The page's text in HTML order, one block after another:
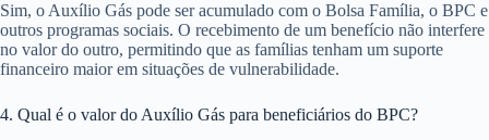
Sim, o Auxílio Gás pode ser acumulado com o Bolsa Família, o BPC e
outros programas sociais. O recebimento de um benefício não interfere
no valor do outro, permitindo que as famílias tenham um suporte
financeiro maior em situações de vulnerabilidade.
4. Qual é o valor do Auxílio Gás para beneficiários do BPC?